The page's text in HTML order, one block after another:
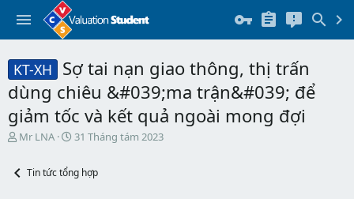
KT-XH
Sợ tai nạn giao thông, thị trấn
dùng chiêu &#039;ma trận&#039; để
giảm tốc và kết quả ngoài mong đợi
T
e
Mr LNA
N
y
31 Tháng tám 2023
Tin tức tổng hợp